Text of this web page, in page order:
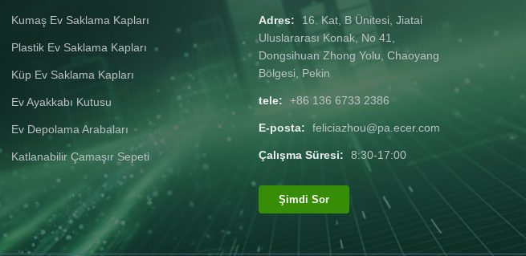
Kumaş Ev Saklama Kapları
Plastik Ev Saklama Kapları
Küp Ev Saklama Kapları
Ev Ayakkabı Kutusu
Ev Depolama Arabaları
Katlanabilir Çamaşır Sepeti
Adres:
16. Kat, B Ünitesi, Jiatai
Uluslararası Konak, No 41,
Dongsihuan Zhong Yolu, Chaoyang
Bölgesi, Pekin
tele: +86 136 6733 2386
E-posta: feliciazhou@pa.ecer.com
Çalışma Süresi: 8:30-17:00
Şimdi Sor